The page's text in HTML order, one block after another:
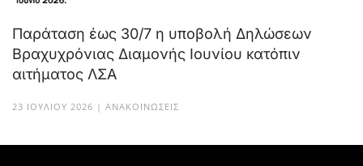
Παράταση έως 30/7 η υποβολή Δηλώσεων
Βραχυχρόνιας Διαμονής Ιουνίου κατόπιν
αιτήματος ΛΣΑ
23 ΙΟΥΛΊΟΥ 2026 | ΑΝΑΚΟΙΝΏΣΕΙΣ